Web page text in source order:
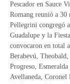
Pescador en Sauce
Romang reunió a 30
Pellegrini congregó
Guadalupe y la
convocaron en total
Berabevú,
Progreso,
Avellaneda, Coronel